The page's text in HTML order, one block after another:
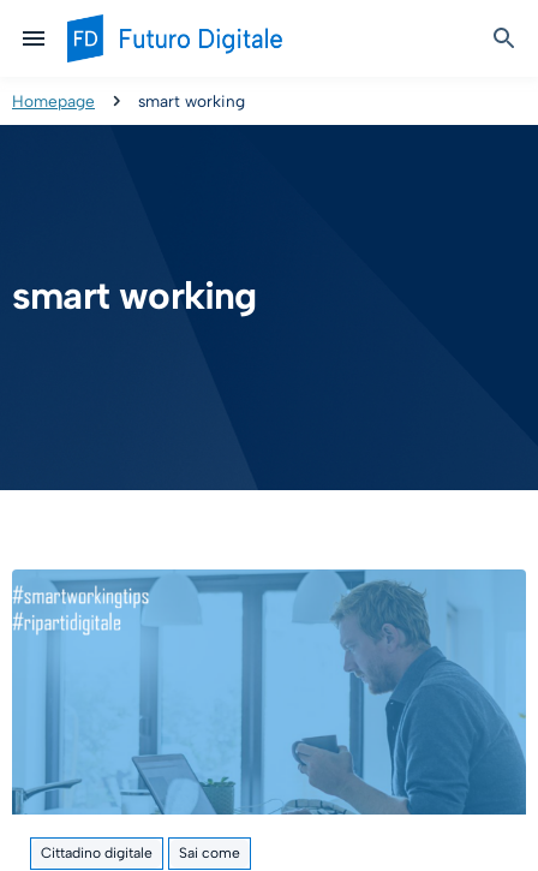
Homepage smart working
smart working
Cittadino digitale Sai come